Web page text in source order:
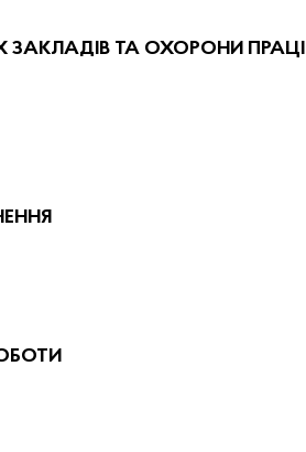
ЗАКЛАДІВ ТА ОХОРОНИ ПРАЦІ